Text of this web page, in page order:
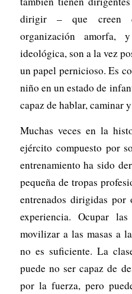
dirigir – que creen
organización
ideológica, son a la vez
un papel pernicioso. Es
niño en un estado de
capaz de hablar, caminar
Muchas veces en la
ejército compuesto por
entrenamiento ha sido
pequeña de tropas
entrenados dirigidas
experiencia. Ocupar
movilizar a las masas a
no es suficiente. La
puede no ser capaz de
por la fuerza, pero